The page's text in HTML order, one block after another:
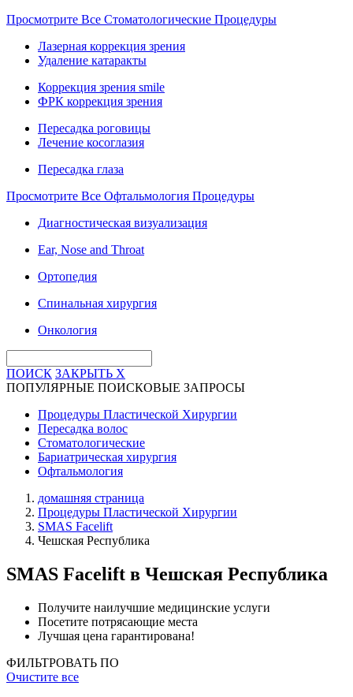
Просмотрите Все Стоматологические Процедуры
Лазерная коррекция зрения
Удаление катаракты
Коррекция зрения smile
ФРК коррекция зрения
Пересадка роговицы
Лечение косоглазия
Пересадка глаза
Просмотрите Все Офтальмология Процедуры
Диагностическая визуализация
Ear, Nose and Throat
Ортопедия
Спинальная хирургия
Онкология
ПОИСК ЗАКРЫТЬ X
ПОПУЛЯРНЫЕ ПОИСКОВЫЕ ЗАПРОСЫ
Процедуры Пластической Хирургии
Пересадка волос
Стоматологические
Бариатрическая хирургия
Офтальмология
домашняя страница
Процедуры Пластической Хирургии
SMAS Facelift
Чешская Республика
SMAS Facelift в Чешская Республика
Получите наилучшие медицинские услуги
Посетите потрясающие места
Лучшая цена гарантирована!
ФИЛЬТРОВАТЬ ПО
Очистите все